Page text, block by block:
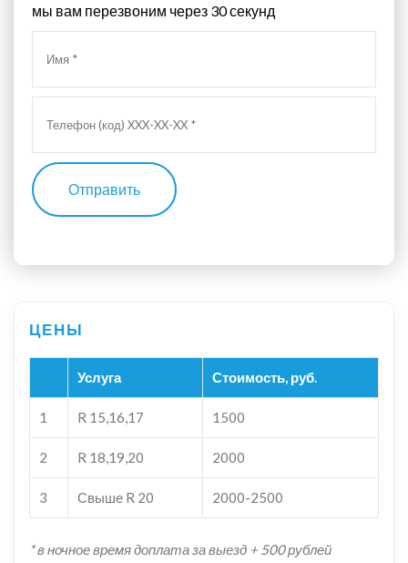
мы вам перезвоним через 30 секунд
Отправить
Услуга Стоимость, руб.
1 R 15,16,17 1500
2 R 18,19,20 2000
3 Свыше R 20 2000-2500
* в ночное время доплата за выезд + 500 рублей